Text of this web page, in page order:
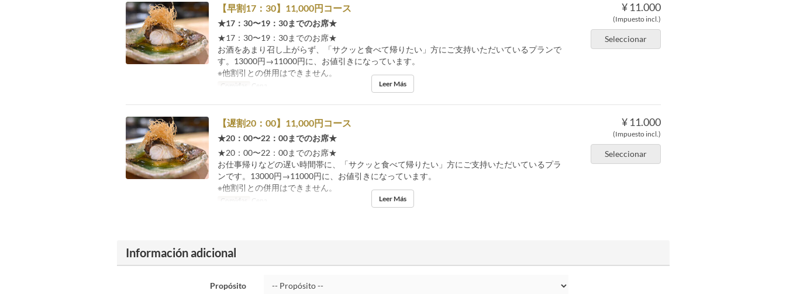
¥ 11.000
(Impuesto incl.)
Seleccionar
【早割17：30】11,000円コース
★17：30〜19：30までのお席★
★17：30〜19：30までのお席★
お酒をあまり召し上がらず、「サクッと食べて帰りたい」方にご支持いただいているプランで
す。13000円→11000円に、お値引きになっています。
※他割引との併用はできません。
Comidas Cena Leer Más
¥ 11.000
(Impuesto incl.)
Seleccionar
【遅割20：00】11,000円コース
★20：00〜22：00までのお席★
★20：00〜22：00までのお席★
お仕事帰りなどの遅い時間帯に、「サクッと食べて帰りたい」方にご支持いただいているプラ
ンです。13000円→11000円に、お値引きになっています。
※他割引との併用はできません。
Comidas Cena Leer Más
Información adicional
Propósito